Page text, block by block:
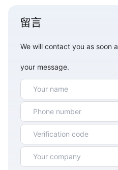
留言
We will contact you as soon
your message.